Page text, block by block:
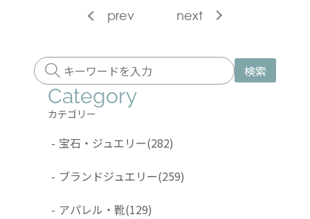
prev next
検索
Category
カテゴリー
- 宝石・ジュエリー(282)
- ブランドジュエリー(259)
- アパレル・靴(129)